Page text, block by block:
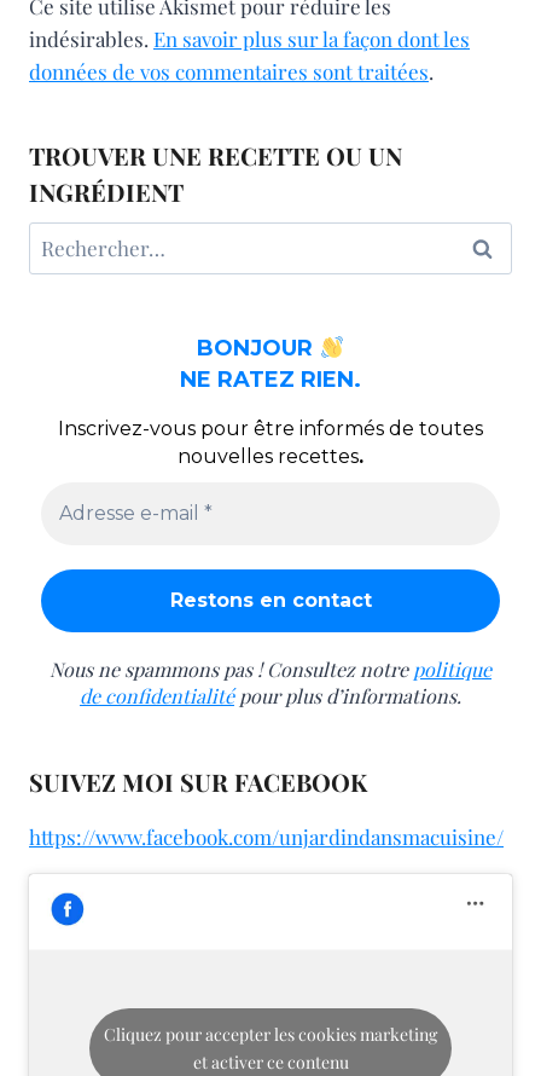
Ce site utilise Akismet pour réduire les
indésirables. En savoir plus sur la façon dont les
données de vos commentaires sont traitées.
TROUVER UNE RECETTE OU UN
INGRÉDIENT
Rechercher :
BONJOUR
NE RATEZ RIEN.
Inscrivez-vous pour être informés de toutes
nouvelles recettes.
Nous ne spammons pas ! Consultez notre politique
de confidentialitépour plus d’informations.
SUIVEZ MOI SUR FACEBOOK
https://www.facebook.com/unjardindansmacuisine/
Cliquez pour accepter les cookies marketing
et activer ce contenu